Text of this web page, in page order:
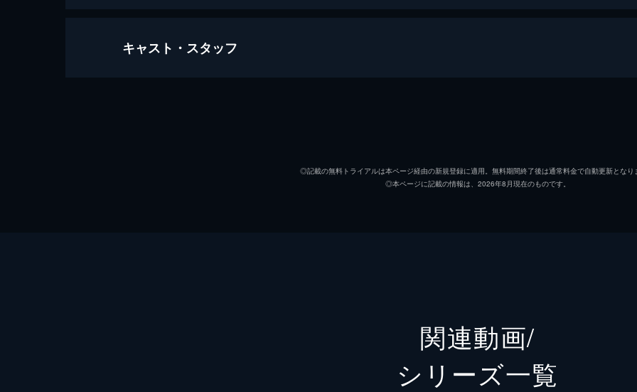
MR 医薬情報担当者 不正検査
キャスト・スタッフ
ダンディ坂野
浜田翔子
岡元太
◎記載の無料トライアルは本ページ経由の新規登録に適用。無料期間終了後は通常料金で自動更新となり
◎本ページに記載の情報は、2026年8月現在のものです。
関連動画/
シリーズ⼀覧